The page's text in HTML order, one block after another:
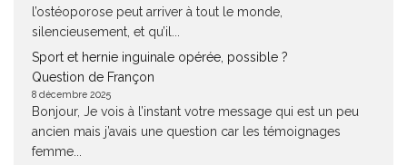
l’ostéoporose peut arriver à tout le monde,
silencieusement, et qu’il...
Sport et hernie inguinale opérée, possible ?
Question de Françon
8 décembre 2025
Bonjour, Je vois à l’instant votre message qui est un peu
ancien mais j’avais une question car les témoignages
femme...